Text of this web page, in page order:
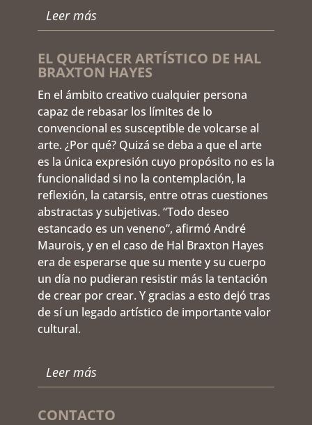
Leer más
EL QUEHACER ARTÍSTICO DE HAL
BRAXTON HAYES
En el ámbito creativo cualquier persona
capaz de rebasar los límites de lo
convencional es susceptible de volcarse al
arte. ¿Por qué? Quizá se deba a que el arte
es la única expresión cuyo propósito no es la
funcionalidad si no la contemplación, la
reflexión, la catarsis, entre otras cuestiones
abstractas y subjetivas. “Todo deseo
estancado es un veneno”, afirmó André
Maurois, y en el caso de Hal Braxton Hayes
era de esperarse que su mente y su cuerpo
un día no pudieran resistir más la tentación
de crear por crear. Y gracias a esto dejó tras
de sí un legado artístico de importante valor
cultural.
Leer más
CONTACTO